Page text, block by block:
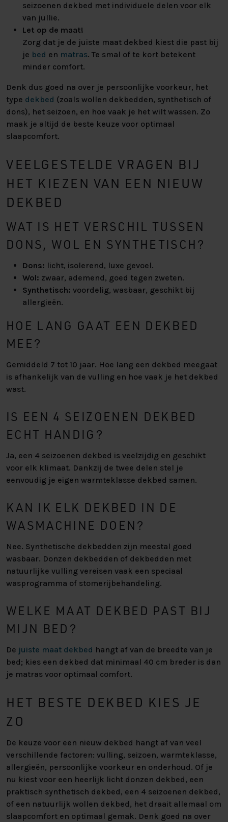
seizoenen dekbed met individuele delen voor elk
van jullie.
Let op de maat!
Zorg dat je de juiste maat dekbed kiest die past bij
je bed en matras. Te smal of te kort betekent
minder comfort.
Denk dus goed na over je persoonlijke voorkeur, het
type dekbed (zoals wollen dekbedden, synthetisch of
dons), het seizoen, en hoe vaak je het wilt wassen. Zo
maak je altijd de beste keuze voor optimaal
slaapcomfort.
VEELGESTELDE VRAGEN BIJ
HET KIEZEN VAN EEN NIEUW
DEKBED
WAT IS HET VERSCHIL TUSSEN
DONS, WOL EN SYNTHETISCH?
Dons: licht, isolerend, luxe gevoel.
Wol: zwaar, ademend, goed tegen zweten.
Synthetisch: voordelig, wasbaar, geschikt bij
allergieën.
HOE LANG GAAT EEN DEKBED
MEE?
Gemiddeld 7 tot 10 jaar. Hoe lang een dekbed meegaat
is afhankelijk van de vulling en hoe vaak je het dekbed
wast.
IS EEN 4 SEIZOENEN DEKBED
ECHT HANDIG?
Ja, een 4 seizoenen dekbed is veelzijdig en geschikt
voor elk klimaat. Dankzij de twee delen stel je
eenvoudig je eigen warmteklasse dekbed samen.
KAN IK ELK DEKBED IN DE
WASMACHINE DOEN?
Nee. Synthetische dekbedden zijn meestal goed
wasbaar. Donzen dekbedden of dekbedden met
natuurlijke vulling vereisen vaak een speciaal
wasprogramma of stomerijbehandeling.
WELKE MAAT DEKBED PAST BIJ
MIJN BED?
De juiste maat dekbed hangt af van de breedte van je
bed; kies een dekbed dat minimaal 40 cm breder is dan
je matras voor optimaal comfort.
HET BESTE DEKBED KIES JE
ZO
De keuze voor een nieuw dekbed hangt af van veel
verschillende factoren: vulling, seizoen, warmteklasse,
allergieën, persoonlijke voorkeur en onderhoud. Of je
nu kiest voor een heerlijk licht donzen dekbed, een
praktisch synthetisch dekbed, een 4 seizoenen dekbed,
of een natuurlijk wollen dekbed, het draait allemaal om
slaapcomfort en optimaal gemak. Denk goed na over